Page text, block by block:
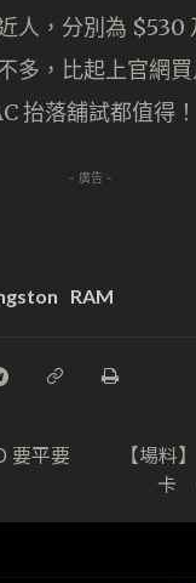
人，分別為 $530
多，比起上官網
抬落舖試都值得！
- 廣告 -
RAM
要平要
【場料
卡